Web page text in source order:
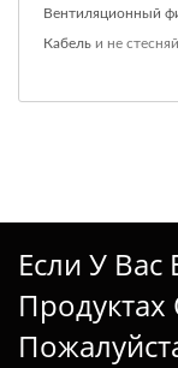
Вентиляционный
Кабель и не
Если У